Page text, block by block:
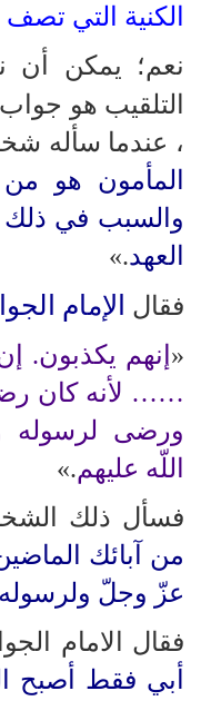
الكنية التي
نعم؛ يمكن أن
التلقيب هو جواب
، عندما سأله
المأمون هو
والسبب في ذلك
العهد.»
فقال
الإمام
« إنهم يكذبون.
…… لأنه كان
ورضى لرسوله
اللّه عليهم.»
فسأل ذلك
من آبائك
عزّ وجلّ ولرسوله
فقال الامام
أبي فقط أصبح